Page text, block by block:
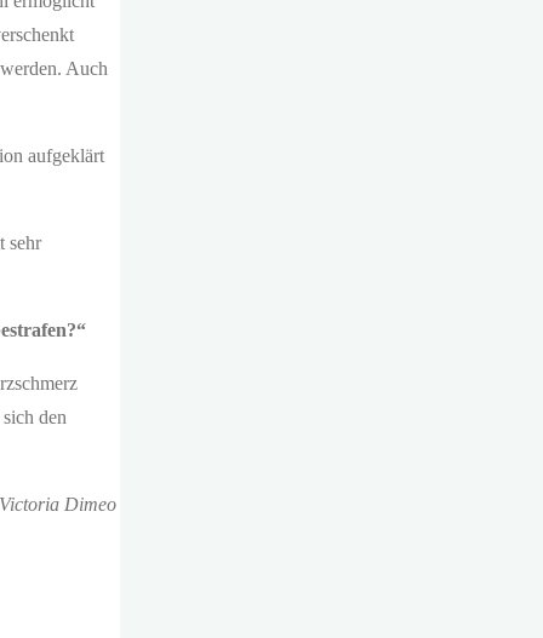
Auch
aufgeklärt
sehr
den
Dimeo